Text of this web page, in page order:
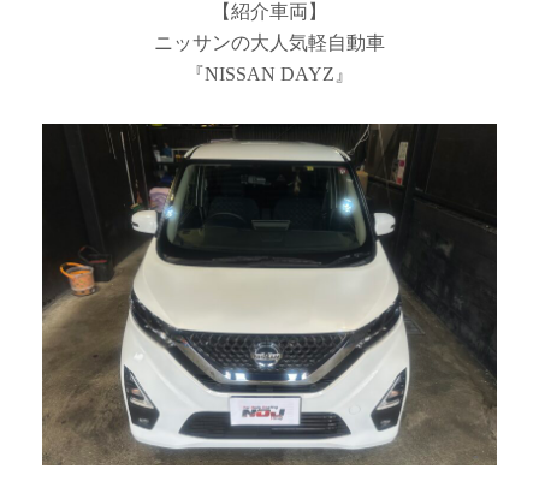
【紹介車両】
ニッサンの大人気軽自動車
『NISSAN DAYZ』